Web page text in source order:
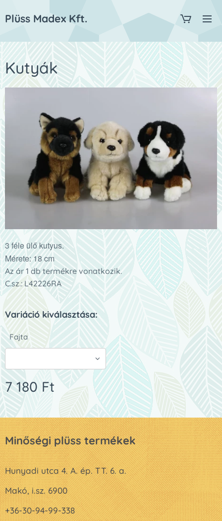
Plüss Madex Kft.
Kutyák
3 féle ülő kutyus.
Mérete: 18 cm
Az ár 1 db termékre vonatkozik.
C.sz.: L42226RA
Variáció kiválasztása:
Fajta
7 180 Ft
Minőségi plüss termékek
Hunyadi utca 4. A. ép. TT. 6. a.
Makó, i.sz. 6900
+36-30-94-99-338